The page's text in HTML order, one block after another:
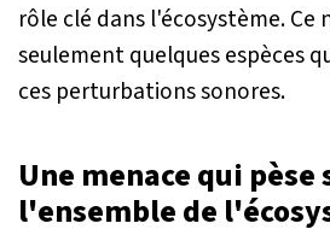
rôle clé dans l'écosystème. Ce
seulement quelques espèces
ces perturbations sonores.
Une menace qui pèse
l'ensemble de